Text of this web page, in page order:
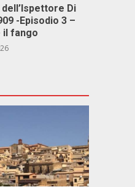
dell’Ispettore Di
-Episodio 3 –
il fango